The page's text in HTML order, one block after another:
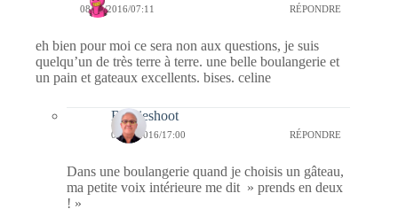
08/01/2016/07:11 RÉPONDRE
eh bien pour moi ce sera non aux questions, je suis
quelqu’un de très terre à terre. une belle boulangerie et
un pain et gateaux excellents. bises. celine
Bernieshoot
08/01/2016/17:00 RÉPONDRE
Dans une boulangerie quand je choisis un gâteau,
ma petite voix intérieure me dit » prends en deux
! »